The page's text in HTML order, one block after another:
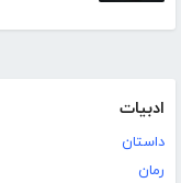
ادبیات
داستان
رمان